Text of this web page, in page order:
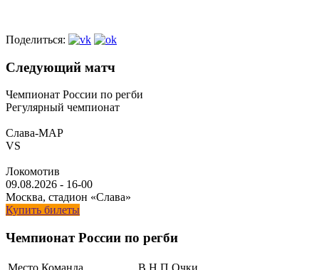
Поделиться:
Следующий матч
Чемпионат России по регби
Регулярный чемпионат
Слава-МАР
VS
Локомотив
09.08.2026 - 16-00
Москва, стадион «Слава»
Купить билеты
Чемпионат России по регби
Место Команда В Н П Очки